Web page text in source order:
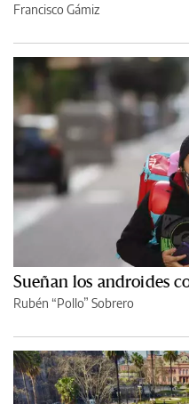
Francisco Gámiz
Sueñan los androides
Rubén “Pollo” Sobrero